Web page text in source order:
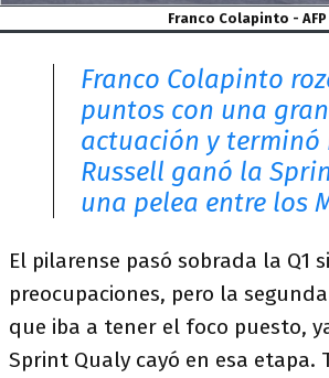
Franco Colapinto - AFP
Franco Colapinto
puntos con una gran
actuación y terminó
Russell ganó la
una pelea entre los
El pilarense pasó sobrada la Q1
preocupaciones, pero la
que iba a tener el foco puesto,
Sprint Qualy cayó en esa etapa.